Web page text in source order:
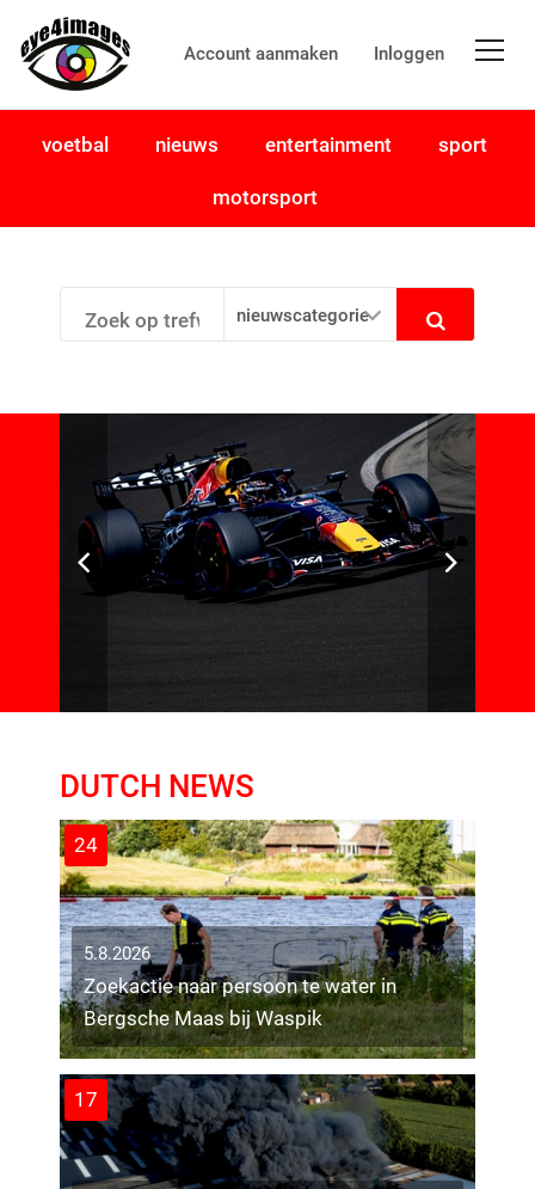
Account aanmaken Inloggen
voetbal nieuws entertainment sport
motorsport
DUTCH NEWS
24
5.8.2026
Zoekactie naar persoon te water in
Bergsche Maas bij Waspik
17